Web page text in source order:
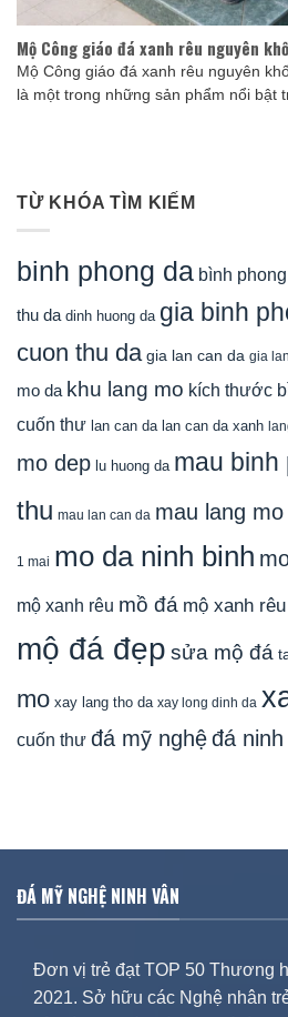
Mộ Công giáo đá xanh rêu nguyên
Mộ Công giáo đá xanh rêu nguyên
là một trong những sản phẩm nổi bật
TỪ KHÓA TÌM KIẾM
binh phong da bình
thu da dinh huong da gia binh
cuon thu da gia lan can da gia
mo da khu lang mo kích thước
cuốn thư lan can da lan can da xanh
mo dep lu huong da mau binh
thu mau lan can da mau lang mo
1 mai mo da ninh binh
mộ xanh rêu mồ đá mộ xanh rêu
mộ đá đẹp sửa mộ đá
mo xay lang tho da xay long dinh da
cuốn thư đá mỹ nghệđá
ĐÁ MỸ NGHỆ NINH VÂN
Đơn vị trẻ đạt TOP 50 Thương
2021. Sở hữu các Nghệ nhân